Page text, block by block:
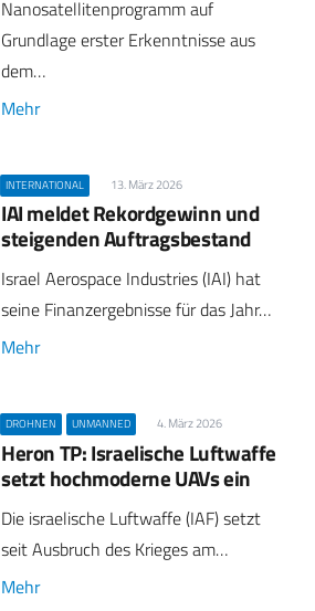
Nanosatellitenprogramm auf
Grundlage erster Erkenntnisse aus
dem…
Mehr
INTERNATIONAL 13. März 2026
IAI meldet Rekordgewinn und
steigenden Auftragsbestand
Israel Aerospace Industries (IAI) hat
seine Finanzergebnisse für das Jahr…
Mehr
DROHNEN UNMANNED 4. März 2026
Heron TP: Israelische Luftwaffe
setzt hochmoderne UAVs ein
Die israelische Luftwaffe (IAF) setzt
seit Ausbruch des Krieges am…
Mehr